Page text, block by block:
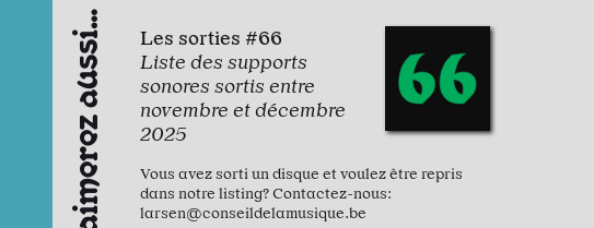
Vous aimerez aussi…
Les sorties #66
Liste des supports
sonores sortis entre
novembre et décembre
2025
Vous avez sorti un disque et voulez être repris
dans notre listing? Contactez-nous:
larsen@conseildelamusique.be